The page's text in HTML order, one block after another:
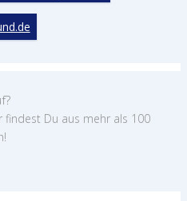
findest Du aus mehr als 100